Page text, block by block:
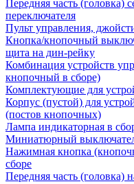
Передняя часть (головка)
переключателя
Пульт управления,
Кнопка/кнопочный
щита на дин-рейку
Комбинация устройств
кнопочный в сборе)
Комплектующие для
Корпус (пустой) для
(постов кнопочных)
Лампа индикаторная в
Миниатюрный
Нажимная кнопка
сборе
Передняя часть (головка)